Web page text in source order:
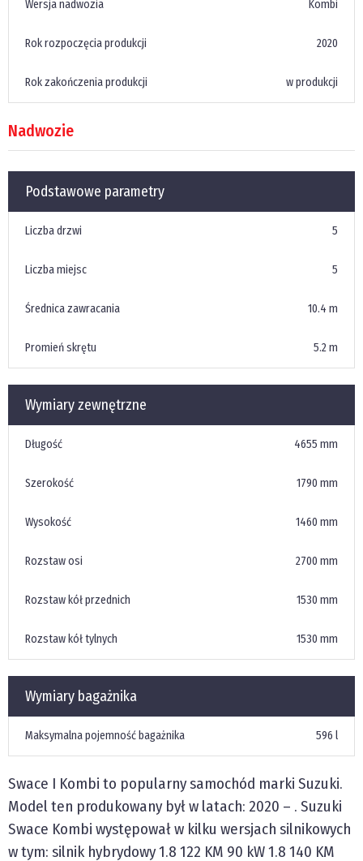
Wersja nadwozia Kombi
Rok rozpoczęcia produkcji 2020
Rok zakończenia produkcji w produkcji
Nadwozie
Podstawowe parametry
Liczba drzwi 5
Liczba miejsc 5
Średnica zawracania 10.4 m
Promień skrętu 5.2 m
Wymiary zewnętrzne
Długość 4655 mm
Szerokość 1790 mm
Wysokość 1460 mm
Rozstaw osi 2700 mm
Rozstaw kół przednich 1530 mm
Rozstaw kół tylnych 1530 mm
Wymiary bagażnika
Maksymalna pojemność bagażnika 596 l
Swace I Kombi to popularny samochód marki Suzuki.
Model ten produkowany był w latach: 2020 – . Suzuki
Swace Kombi występował w kilku wersjach silnikowych
w tym: silnik hybrydowy 1.8 122 KM 90 kW 1.8 140 KM